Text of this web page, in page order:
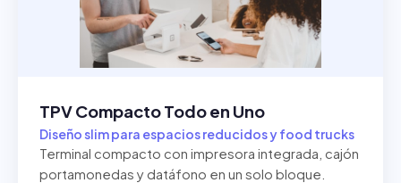
TPV Compacto Todo en Uno
Diseño slim para espacios reducidos y food trucks
Terminal compacto con impresora integrada, cajón
portamonedas y datáfono en un solo bloque.